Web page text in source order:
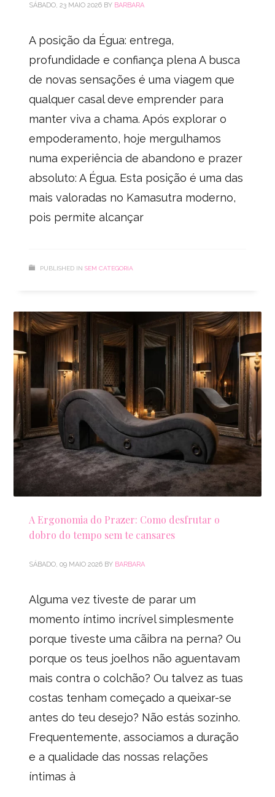
SÁBADO, 23 MAIO 2026 BY BARBARA
A posição da Égua: entrega,
profundidade e confiança plena A busca
de novas sensações é uma viagem que
qualquer casal deve emprender para
manter viva a chama. Após explorar o
empoderamento, hoje mergulhamos
numa experiência de abandono e prazer
absoluto: A Égua. Esta posição é uma das
mais valoradas no Kamasutra moderno,
pois permite alcançar
PUBLISHED IN SEM CATEGORIA
A Ergonomia do Prazer: Como desfrutar o
dobro do tempo sem te cansares
SÁBADO, 09 MAIO 2026 BY BARBARA
Alguma vez tiveste de parar um
momento íntimo incrível simplesmente
porque tiveste uma cãibra na perna? Ou
porque os teus joelhos não aguentavam
mais contra o colchão? Ou talvez as tuas
costas tenham começado a queixar-se
antes do teu desejo? Não estás sozinho.
Frequentemente, associamos a duração
e a qualidade das nossas relações
íntimas à